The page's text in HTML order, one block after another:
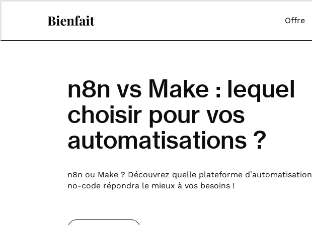
Offre
n8n vs Make : lequel
choisir pour vos
automatisations ?
n8n ou Make ? Découvrez quelle plateforme d’automatisation
no-code répondra le mieux à vos besoins !